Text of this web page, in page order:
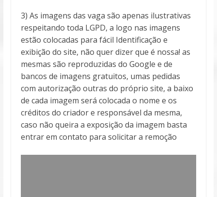
3) As imagens das vaga são apenas ilustrativas
respeitando toda LGPD, a logo nas imagens
estão colocadas para fácil Identificação e
exibição do site, não quer dizer que é nossa! as
mesmas são reproduzidas do Google e de
bancos de imagens gratuitos, umas pedidas
com autorização outras do próprio site, a baixo
de cada imagem será colocada o nome e os
créditos do criador e responsável da mesma,
caso não queira a exposição da imagem basta
entrar em contato para solicitar a remoção